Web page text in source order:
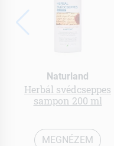
Naturland
Herbál svédcseppes
sampon 200 ml
MEGNÉZEM